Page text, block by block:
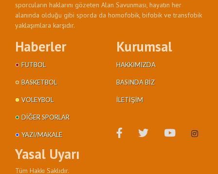
sporcuların haklarını gözeten Alan Savunması, hayatın her
alanında olduğu gibi sporda da homofobik, bifobik ve transfobik
yaklaşımlara karşıdır.
Haberler
FUTBOL
BASKETBOL
VOLEYBOL
DIĞER SPORLAR
YAZI/MAKALE
Kurumsal
HAKKIMIZDA
BASINDA BIZ
İLETIŞIM
Yasal Uyarı
Tüm Hakkı Saklıdır.